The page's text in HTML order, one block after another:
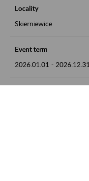
Locality
Skierniewice
Event term
2026.01.01 - 2026.12.31